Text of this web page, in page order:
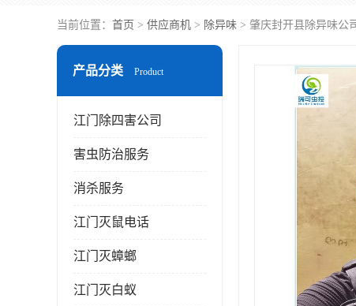
当前位置： 首页 > 供应商机 > 除异味 > 肇庆封开县除异味公
产品分类 Product
江门除四害公司
害虫防治服务
消杀服务
江门灭鼠电话
江门灭蟑螂
江门灭白蚁